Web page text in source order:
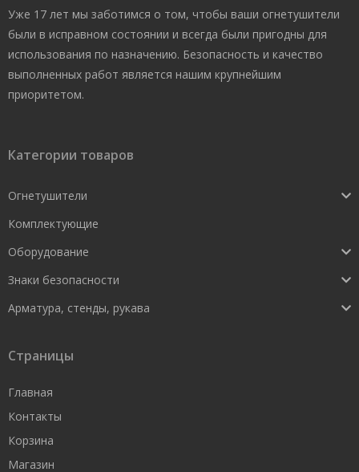
Уже 17 лет мы заботимся о том, чтобы ваши огнетушители
были в исправном состоянии и всегда были пригодны для
использования по назначению. Безопасность и качество
выполненных работ является нашим крупнейшим
приоритетом.
Категории товаров
Огнетушители
Комплектующие
Оборудование
Знаки безопасности
Арматура, стенды, рукава
Страницы
Главная
Контакты
Корзина
Магазин